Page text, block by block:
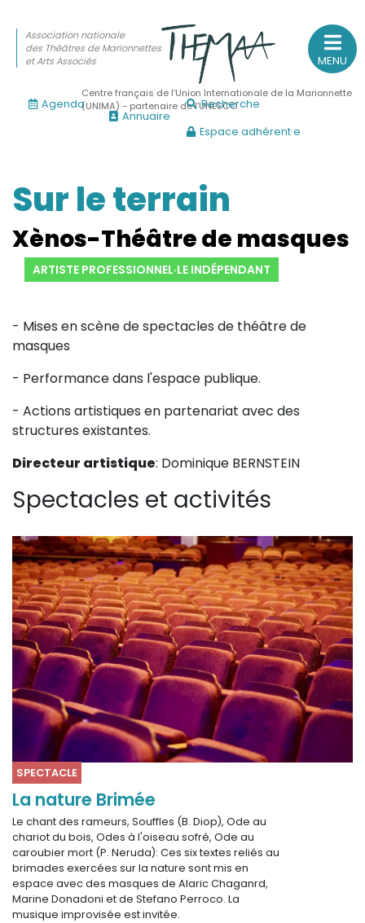
Sur le feu
(Actualités, annonces, vie professionnelle)
Sur le vif
Sur le fond
(Fonctionnement, gouvernance, groupes de travail,
Sur le terrain
(Portraits, actions, collaborations)
Sur l’étagère
(Documents, études, publications)
MENU
Association nationale
des Théâtres de Marionnettes
et Arts Associés
Centre français de l’Union Internationale de la Marionnette
(UNIMA) - partenaire de l’UNESCO
Agenda
Annuaire
Recherche
Espace adhérent·e
Sur le terrain
Xènos-Théâtre de masques
ARTISTE PROFESSIONNEL·LE INDÉPENDANT
- Mises en scène de spectacles de théâtre de
masques
- Performance dans l'espace publique.
- Actions artistiques en partenariat avec des
structures existantes.
Directeur artistique: Dominique BERNSTEIN
Spectacles et activités
SPECTACLE
La nature Brimée
Le chant des rameurs, Souffles (B. Diop), Ode au
chariot du bois, Odes à l'oiseau sofré, Ode au
caroubier mort (P. Neruda): Ces six textes reliés au
brimades exercées sur la nature sont mis en
espace avec des masques de Alaric Chaganrd,
Marine Donadoni et de Stefano Perroco. La
musique improvisée est invitée.